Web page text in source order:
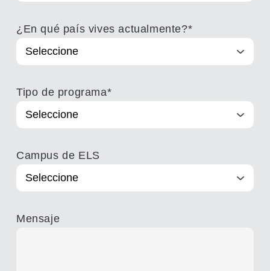
¿En qué país vives actualmente?*
Tipo de programa*
Campus de ELS
Mensaje